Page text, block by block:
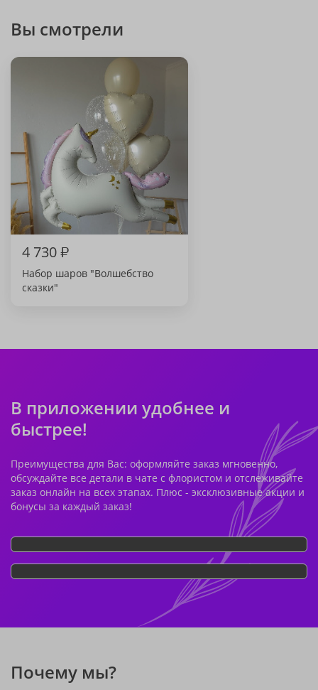
Вы смотрели
4 730₽
Набор шаров "Волшебство
сказки"
В приложении удобнее и
быстрее!
Преимущества для Вас: оформляйте заказ мгновенно,
обсуждайте все детали в чате с флористом и отслеживайте
заказ онлайн на всех этапах. Плюс - эксклюзивные акции и
бонусы за каждый заказ!
Почему мы?